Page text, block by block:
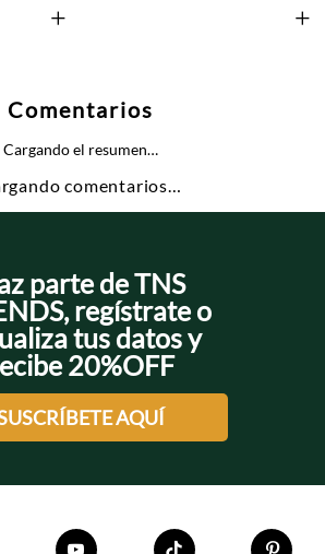
+ +
Comentarios
Cargando el resumen…
comentarios…
parte de TNS
regístrate o
tus datos y
20%OFF
AQUÍ